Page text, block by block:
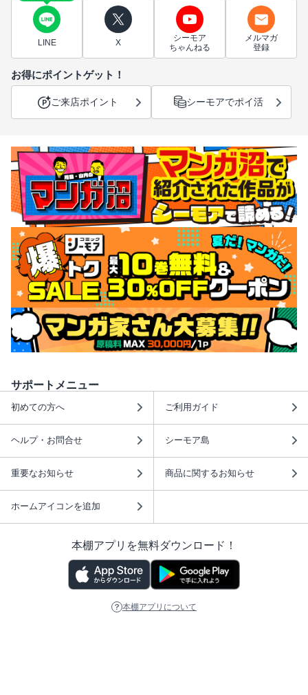
LINE X
シーモア
ちゃんねる
メルマガ
登録
お得にポイントゲット！
ご来店ポイント シーモアでポイ活
サポートメニュー
初めての方へ ご利用ガイド
ヘルプ・お問合せ シーモア島
重要なお知らせ 商品に関するお知らせ
ホームアイコンを追加
本棚アプリを無料ダウンロード！
本棚アプリについて